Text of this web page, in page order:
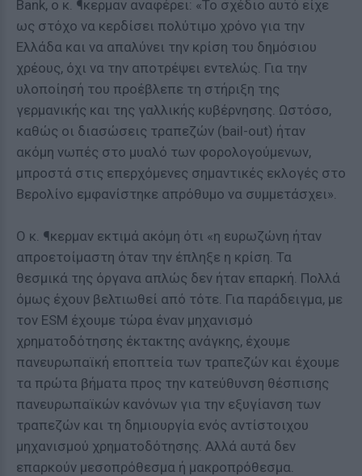
Bank, ο κ. ¶κερμαν αναφέρει: «Το σχέδιο αυτό είχε
ως στόχο να κερδίσει πολύτιμο χρόνο για την
Ελλάδα και να απαλύνει την κρίση του δημόσιου
χρέους, όχι να την αποτρέψει εντελώς. Για την
υλοποίησή του προέβλεπε τη στήριξη της
γερμανικής και της γαλλικής κυβέρνησης. Ωστόσο,
καθώς οι διασώσεις τραπεζών (bail-out) ήταν
ακόμη νωπές στο μυαλό των φορολογούμενων,
μπροστά στις επερχόμενες σημαντικές εκλογές στο
Βερολίνο εμφανίστηκε απρόθυμο να συμμετάσχει».
Ο κ. ¶κερμαν εκτιμά ακόμη ότι «η ευρωζώνη ήταν
απροετοίμαστη όταν την έπληξε η κρίση. Τα
θεσμικά της όργανα απλώς δεν ήταν επαρκή. Πολλά
όμως έχουν βελτιωθεί από τότε. Για παράδειγμα, με
τον ESM έχουμε τώρα έναν μηχανισμό
χρηματοδότησης έκτακτης ανάγκης, έχουμε
πανευρωπαϊκή εποπτεία των τραπεζών και έχουμε
τα πρώτα βήματα προς την κατεύθυνση θέσπισης
πανευρωπαϊκών κανόνων για την εξυγίανση των
τραπεζών και τη δημιουργία ενός αντίστοιχου
μηχανισμού χρηματοδότησης. Αλλά αυτά δεν
επαρκούν μεσοπρόθεσμα ή μακροπρόθεσμα.